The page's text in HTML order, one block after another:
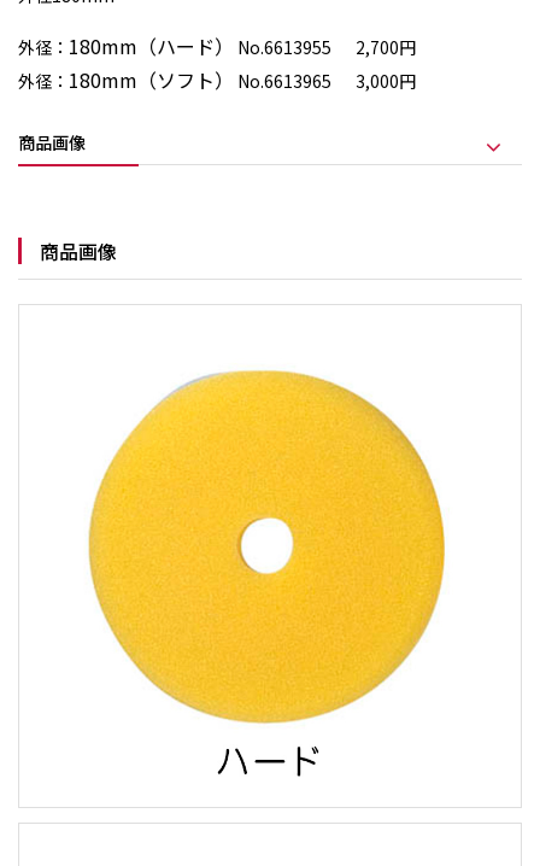
外径： 180mm（ハード）
No.6613955 2,700円
外径： 180mm（ソフト） No.6613965 3,000円
商品画像
商品画像